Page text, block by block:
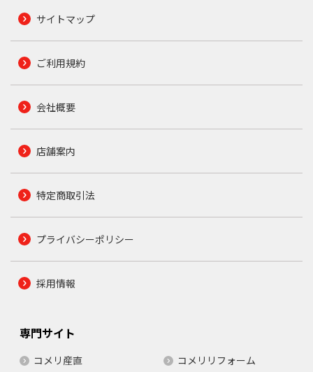
サイトマップ
ご利用規約
会社概要
店舗案内
特定商取引法
プライバシーポリシー
採用情報
専門サイト
コメリ産直 コメリリフォーム